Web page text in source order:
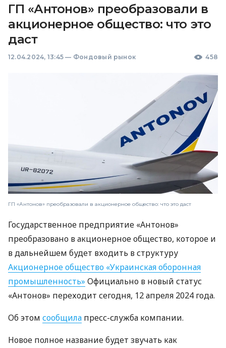
ГП «Антонов» преобразовали в
акционерное общество: что это
даст
12.04.2024, 13:45 — Фондовый рынок 458
ГП «Антонов» преобразовали в акционерное общество: что это даст
Государственное предприятие «Антонов»
преобразовано в акционерное общество, которое и
в дальнейшем будет входить в структуру
Акционерное общество «Украинская оборонная
промышленность» Официально в новый статус
«Антонов» переходит сегодня, 12 апреля 2024 года.
Об этом сообщила пресс-служба компании.
Новое полное название будет звучать как